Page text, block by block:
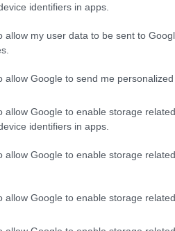
identifiers in apps.
allow my user data to be sent to
allow Google to send me personalized
allow Google to enable storage
identifiers in apps.
allow Google to enable storage
allow Google to enable storage
vasta gamma di colori e
per affrontare le
essere utilizzate anche
si confermano molto in
più caratterizzati da
a triangolo